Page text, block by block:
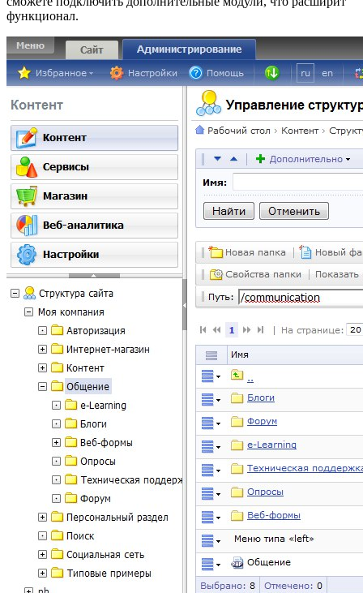
функционал.